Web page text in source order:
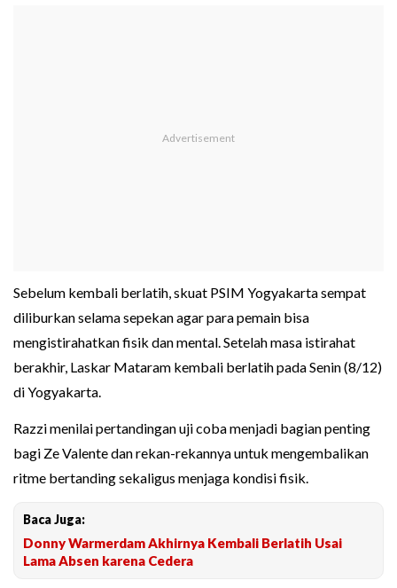
Sebelum kembali berlatih, skuat PSIM Yogyakarta sempat
diliburkan selama sepekan agar para pemain bisa
mengistirahatkan fisik dan mental. Setelah masa istirahat
berakhir, Laskar Mataram kembali berlatih pada Senin (8/12)
di Yogyakarta.
Razzi menilai pertandingan uji coba menjadi bagian penting
bagi Ze Valente dan rekan-rekannya untuk mengembalikan
ritme bertanding sekaligus menjaga kondisi fisik.
Baca Juga:
Donny Warmerdam Akhirnya Kembali Berlatih Usai
Lama Absen karena Cedera